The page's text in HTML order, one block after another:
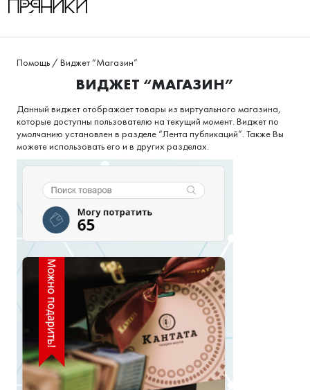
Помощь / Виджет “Магазин”
ВИДЖЕТ “МАГАЗИН”
Данный виджет отображает товары из виртуального магазина,
которые доступны пользователю на текущий момент. Виджет по
умолчанию установлен в разделе “Лента публикаций”. Также Вы
можете использовать его и в других разделах.